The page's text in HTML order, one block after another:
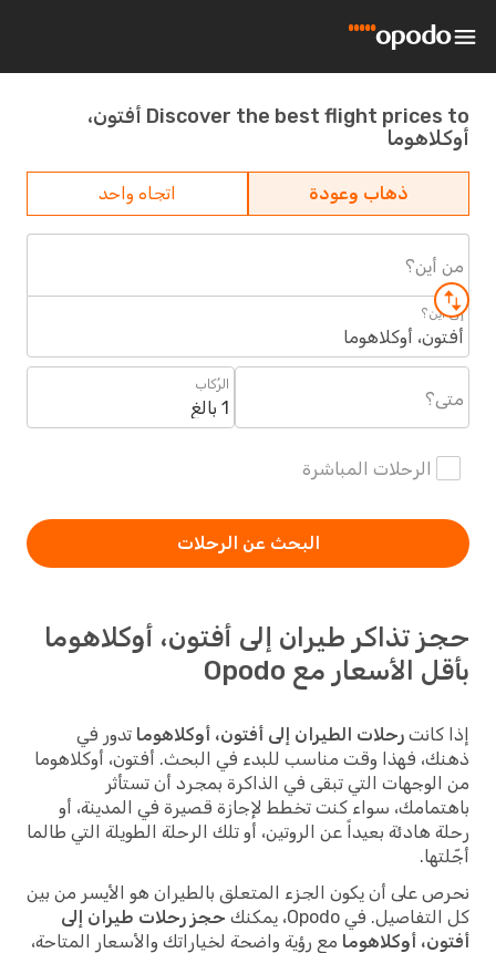
Discover the best flight prices to أفتون،
أوكلاهوما
ذهاب وعودة اتجاه واحد
من أين؟
إلى أين؟
أفتون، أوكلاهوما
متى؟
الرُكاب
1 بالغ
الرحلات المباشرة
البحث عن الرحلات
حجز تذاكر طيران إلى أفتون، أوكلاهوما
بأقل الأسعار مع Opodo
إذا كانت رحلات الطيران إلى أفتون، أوكلاهوما تدور في
ذهنك، فهذا وقت مناسب للبدء في البحث. أفتون، أوكلاهوما
من الوجهات التي تبقى في الذاكرة بمجرد أن تستأثر
باهتمامك، سواء كنت تخطط لإجازة قصيرة في المدينة، أو
رحلة هادئة بعيداً عن الروتين، أو تلك الرحلة الطويلة التي طالما
أجّلتها.
نحرص على أن يكون الجزء المتعلق بالطيران هو الأيسر من بين
كل التفاصيل. في Opodo، يمكنك
حجز رحلات طيران إلى
أفتون، أوكلاهوما مع رؤية واضحة لخياراتك والأسعار المتاحة،